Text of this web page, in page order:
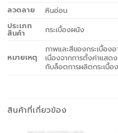
ลวดลาย
หินอ่อน
ประเภท
สินค้า กระเบื้องผนัง
หมายเหตุ
ภาพและสีของกระเบื้อง
เนื่องจากการตั้งค่าแสด
กับล็อตการผลิตกระเบื้อง
สินค้าที่เกี่ยวข้อง